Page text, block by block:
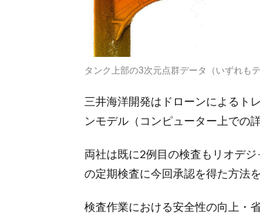
タンク上部の3次元点群データ（いずれも
三井海洋開発はドローンによるト
ンモデル（コンピューター上での
両社は既に2例目の検査もリオデ
の定期検査に今回承認を得た方法
検査作業における安全性の向上・